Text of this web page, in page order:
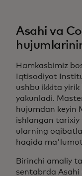
Asahi va
Hamkasbimiz
Iqtisodiyot
ushbu ikkita
yakunladi.
hujumdan keyin
ishlangan
ularning
haqida
Birinchi amaliy
sentabrda